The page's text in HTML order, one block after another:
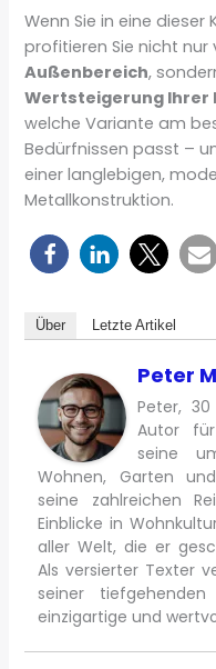
Wenn Sie in eine
profitieren Sie nicht nur
Außenbereich,
Wertsteigerung Ihrer
welche Variante am
Bedürfnissen passt –
einer langlebigen,
Metallkonstruktion.
Über Letzte Artikel
Peter
Peter,
Autor
seine
Wohnen, Garten
seine zahlreichen
Einblicke in
aller Welt, die er
Als versierter Texter
seiner
einzigartige und